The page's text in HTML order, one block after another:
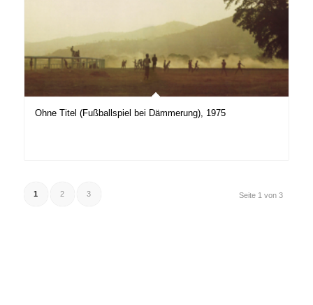
Ohne Titel (Fußballspiel bei Dämmerung), 1975
Seite 1 von 3
1 2 3